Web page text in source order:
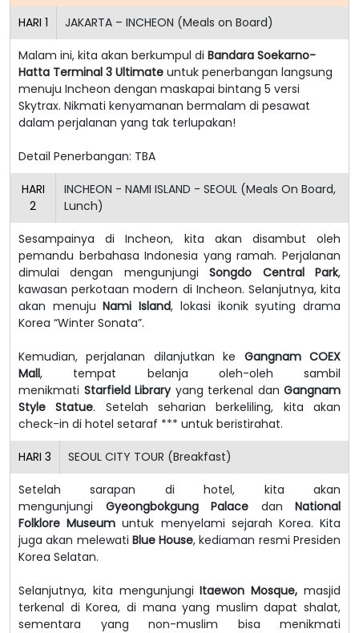
HARI 1 JAKARTA – INCHEON (Meals on Board)
Malam ini, kita akan berkumpul di Bandara Soekarno-
Hatta Terminal 3 Ultimate untuk penerbangan langsung
menuju Incheon dengan maskapai bintang 5 versi
Skytrax. Nikmati kenyamanan bermalam di pesawat
dalam perjalanan yang tak terlupakan!
Detail Penerbangan: TBA
HARI
2
INCHEON - NAMI ISLAND - SEOUL (Meals On Board,
Lunch)
Sesampainya di Incheon, kita akan disambut oleh
pemandu berbahasa Indonesia yang ramah. Perjalanan
dimulai dengan mengunjungiSongdo Central Park,
kawasan perkotaan modern di Incheon. Selanjutnya, kita
akan menujuNami Island, lokasi ikonik syuting drama
Korea “Winter Sonata”.
Kemudian, perjalanan dilanjutkan ke Gangnam COEX
Mall, tempat belanja oleh-oleh sambil
menikmati Starfield Libraryyang terkenal dan Gangnam
Style Statue. Setelah seharian berkeliling, kita akan
check-in di hotel setaraf *** untuk beristirahat.
HARI 3 SEOUL CITY TOUR (Breakfast)
Setelah sarapan di hotel, kita akan
mengunjungi Gyeongbokgung Palace dan National
Folklore Museum untuk menyelami sejarah Korea. Kita
juga akan melewati Blue House, kediaman resmi Presiden
Korea Selatan.
Selanjutnya, kita mengunjungiItaewon Mosque, masjid
terkenal di Korea, di mana yang muslim dapat shalat,
sementara yang non-muslim bisa menikmati